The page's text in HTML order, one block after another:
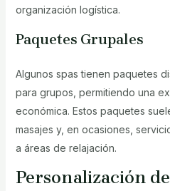
organización logística.
Paquetes Grupales
Algunos spas tienen paquetes
para grupos, permitiendo una
económica. Estos paquetes
masajes y, en ocasiones,
a áreas de relajación.
Personalización